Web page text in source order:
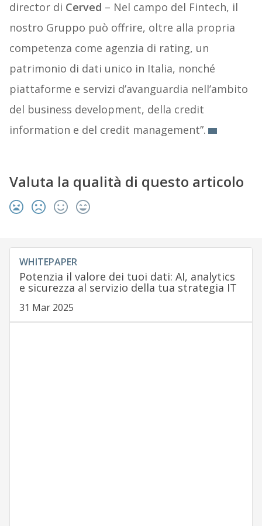
director di Cerved – Nel campo del Fintech, il
nostro Gruppo può offrire, oltre alla propria
competenza come agenzia di rating, un
patrimonio di dati unico in Italia, nonché
piattaforme e servizi d’avanguardia nell’ambito
del business development, della credit
information e del credit management”.
Valuta la qualità di questo articolo
WHITEPAPER
Potenzia il valore dei tuoi dati: AI, analytics
e sicurezza al servizio della tua strategia IT
31 Mar 2025